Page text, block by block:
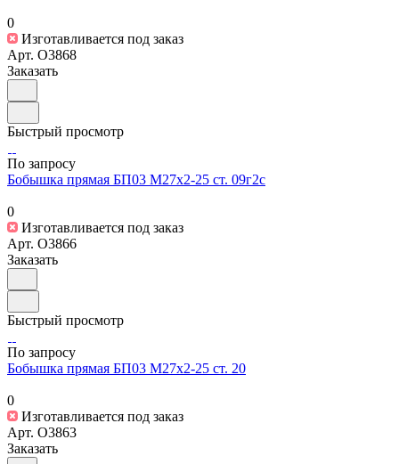
0
Изготавливается под заказ
Арт. O3868
Заказать
Быстрый просмотр
По запросу
Бобышка прямая БП03 М27х2-25 ст. 09г2с
0
Изготавливается под заказ
Арт. O3866
Заказать
Быстрый просмотр
По запросу
Бобышка прямая БП03 М27х2-25 ст. 20
0
Изготавливается под заказ
Арт. O3863
Заказать